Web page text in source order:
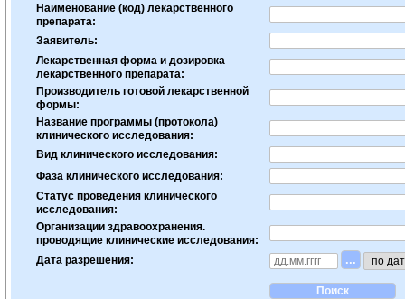
Наименование (код) лекарственного
препарата:
Заявитель:
Лекарственная форма и дозировка
лекарственного препарата:
Производитель готовой лекарственной
формы:
Название программы (протокола)
клинического исследования:
Вид клинического исследования:
Фаза клинического исследования:
Статус проведения клинического
исследования:
Организации здравоохранения.
проводящие клинические исследования:
Дата разрешения:
...